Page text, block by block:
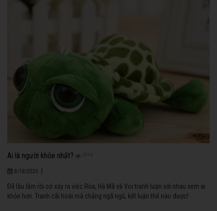
Ai là người khỏe nhất? 2516
8/18/2020
Ðã lâu lắm rồi có xảy ra việc Rùa, Hà Mã và Voi tranh luận với nhau xem ai
khỏe hơn. Tranh cãi hoài mà chẳng ngã ngũ, kết luận thế nào được!